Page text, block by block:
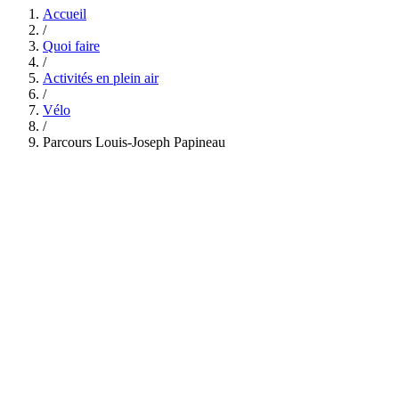
Accueil
/
Quoi faire
/
Activités en plein air
/
Vélo
/
Parcours Louis-Joseph Papineau